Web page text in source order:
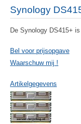
Synology
De Synology DS415+
Bel voor prijsopgave
Waarschuw mij !
Artikelgegevens